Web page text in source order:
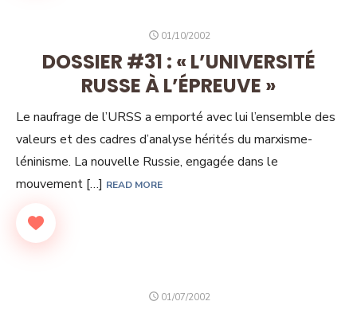
POSTED
01/10/2002
DOSSIER #31 : « L’UNIVERSITÉ
RUSSE À L’ÉPREUVE »
Le naufrage de l’URSS a emporté avec lui l’ensemble des
valeurs et des cadres d’analyse hérités du marxisme-
léninisme. La nouvelle Russie, engagée dans le
mouvement […] READ MORE
POSTED
01/07/2002